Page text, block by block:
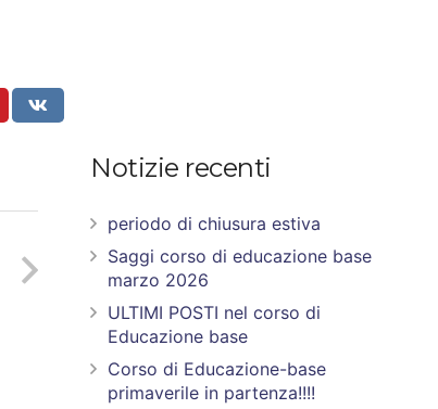
Notizie recenti
periodo di chiusura estiva
Saggi corso di educazione base
marzo 2026
ULTIMI POSTI nel corso di
Educazione base
Corso di Educazione-base
primaverile in partenza!!!!